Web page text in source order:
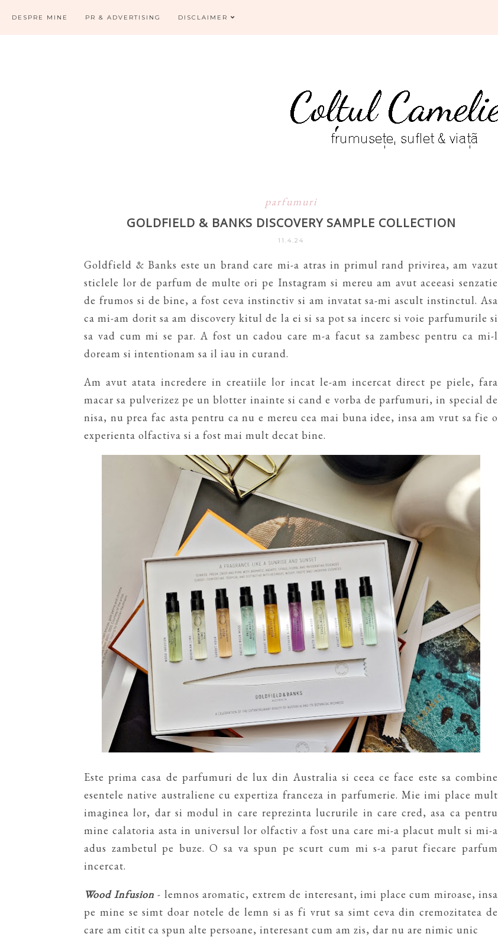
DESPRE MINE PR & ADVERTISING DISCLAIMER
parfumuri
GOLDFIELD & BANKS DISCOVERY SAMPLE COLLECTION
11.4.24
Goldfield & Banks este un brand care mi-a atras in primul rand privirea, am vazut
sticlele lor de parfum de multe ori pe Instagram si mereu am avut aceeasi senzatie
de frumos si de bine, a fost ceva instinctiv si am invatat sa-mi ascult instinctul. Asa
ca mi-am dorit sa am discovery kitul de la ei si sa pot sa incerc si voie parfumurile si
sa vad cum mi se par. A fost un cadou care m-a facut sa zambesc pentru ca mi-l
doream si intentionam sa il iau in curand.
Am avut atata incredere in creatiile lor incat le-am incercat direct pe piele, fara
macar sa pulverizez pe un blotter inainte si cand e vorba de parfumuri, in special de
nisa, nu prea fac asta pentru ca nu e mereu cea mai buna idee, insa am vrut sa fie o
experienta olfactiva si a fost mai mult decat bine.
Este prima casa de parfumuri de lux din Australia si ceea ce face este sa combine
esentele native australiene cu expertiza franceza in parfumerie. Mie imi place mult
imaginea lor, dar si modul in care reprezinta lucrurile in care cred, asa ca pentru
mine calatoria asta in universul lor olfactiv a fost una care mi-a placut mult si mi-a
adus zambetul pe buze. O sa va spun pe scurt cum mi s-a parut fiecare parfum
incercat.
Wood Infusion - lemnos aromatic, extrem de interesant, imi place cum miroase, insa
pe mine se simt doar notele de lemn si as fi vrut sa simt ceva din cremozitatea de
care am citit ca spun alte persoane, interesant cum am zis, dar nu are nimic unic